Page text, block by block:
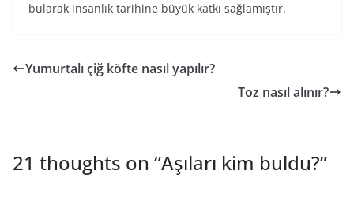
bularak insanlık tarihine büyük katkı sağlamıştır.
Yumurtalı çiğ köfte nasıl yapılır?
Toz nasıl alınır?
21 thoughts on “Aşıları kim buldu?”